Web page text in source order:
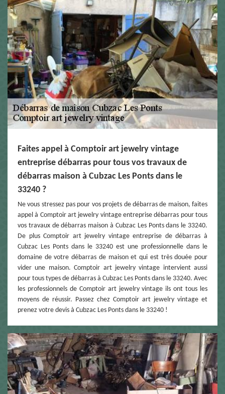
Faites appel à Comptoir art jewelry vintage
entreprise débarras pour tous vos travaux de
débarras maison à Cubzac Les Ponts dans le
33240 ?
Ne vous stressez pas pour vos projets de débarras de maison, faites
appel à Comptoir art jewelry vintage entreprise débarras pour tous
vos travaux de débarras maison à Cubzac Les Ponts dans le 33240.
De plus Comptoir art jewelry vintage entreprise de débarras à
Cubzac Les Ponts dans le 33240 est une professionnelle dans le
domaine de votre débarras de maison et qui est très douée pour
vider une maison. Comptoir art jewelry vintage intervient aussi
pour tous types de débarras à Cubzac Les Ponts dans le 33240. Avec
les professionnels de Comptoir art jewelry vintage ils ont tous les
moyens de réussir. Passez chez Comptoir art jewelry vintage et
prenez votre devis à Cubzac Les Ponts dans le 33240 !